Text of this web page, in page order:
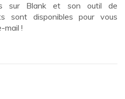
sur Blank et son outil de
sont disponibles pour vous
mail !